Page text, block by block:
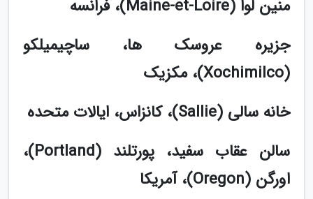
منین لوا (Maine-et-Loire)، فرانسه
جزیره عروسک ها، ساچیمیلکو
(Xochimilco)، مکزیک
خانه سالی (Sallie)، کانزاس، ایالات متحده
سالن عقاب سفید، پورتلند (Portland)،
اورگن (Oregon)، آمریکا